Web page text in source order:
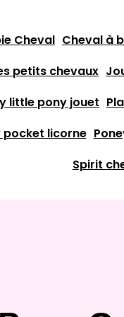
Cheval Cheval à
petits chevaux
little pony jouet
pocket licorne
Spirit